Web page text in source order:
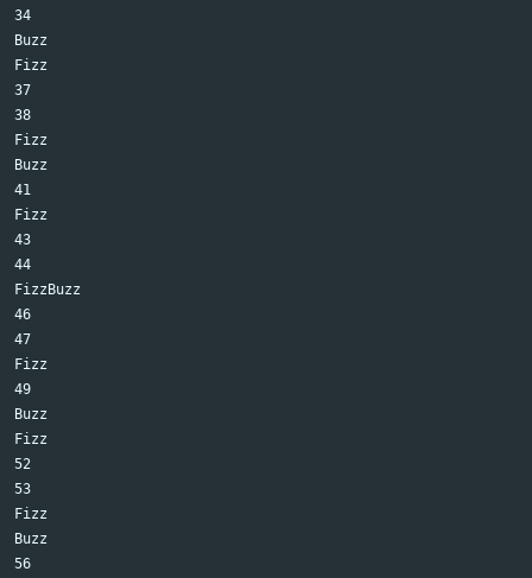
34
Buzz
Fizz
37
38
Fizz
Buzz
41
Fizz
43
44
FizzBuzz
46
47
Fizz
49
Buzz
Fizz
52
53
Fizz
Buzz
56